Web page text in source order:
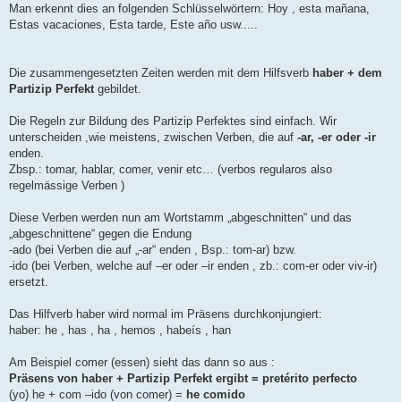
Man erkennt dies an folgenden Schlüsselwörtern: Hoy , esta mañana,
Estas vacaciones, Esta tarde, Este año usw.....
Die zusammengesetzten Zeiten werden mit dem Hilfsverb haber + dem
Partizip Perfekt gebildet.
Die Regeln zur Bildung des Partizip Perfektes sind einfach. Wir
unterscheiden ,wie meistens, zwischen Verben, die auf -ar, -er oder -ir
enden.
Zbsp.: tomar, hablar, comer, venir etc… (verbos regularos also
regelmässige Verben )
Diese Verben werden nun am Wortstamm „abgeschnitten“ und das
„abgeschnittene“ gegen die Endung
-ado (bei Verben die auf „-ar“ enden , Bsp.: tom-ar) bzw.
-ido (bei Verben, welche auf –er oder –ir enden , zb.: com-er oder viv-ir)
ersetzt.
Das Hilfverb haber wird normal im Präsens durchkonjungiert:
haber: he , has , ha , hemos , habeís , han
Am Beispiel comer (essen) sieht das dann so aus :
Präsens von haber + Partizip Perfekt ergibt = pretérito perfecto
(yo) he + com –ido (von comer) = he comido